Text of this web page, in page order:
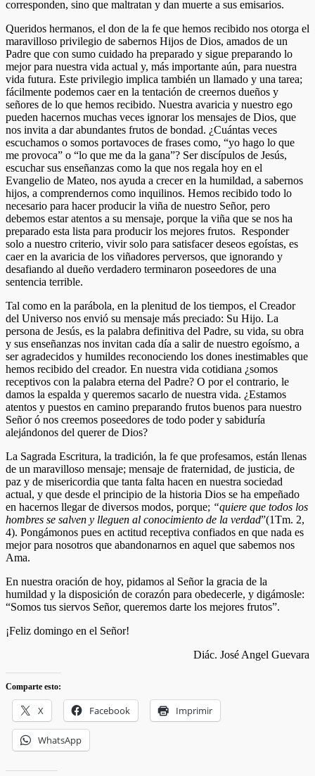
corresponden, sino que maltratan y dan muerte a sus emisarios.
Queridos hermanos, el don de la fe que hemos recibido nos otorga el
maravilloso privilegio de sabernos Hijos de Dios, amados de un
Padre que con sumo cuidado ha preparado y sigue preparando lo
mejor para nuestra vida actual y, más importante aún, para nuestra
vida futura. Este privilegio implica también un llamado y una tarea;
fácilmente podemos caer en la tentación de creernos dueños y
señores de lo que hemos recibido. Nuestra avaricia y nuestro ego
pueden hacernos muchas veces ignorar los mensajes de Dios, que
nos invita a dar abundantes frutos de bondad. ¿Cuántas veces
escuchamos o somos portavoces de frases como, “yo hago lo que
me provoca” o “lo que me da la gana”? Ser discípulos de Jesús,
escuchar sus enseñanzas como la que nos regala hoy en el
Evangelio de Mateo, nos ayuda a crecer en la humildad, a sabernos
hijos, a comprendernos como inquilinos. Hemos recibido todo lo
necesario para hacer producir la viña de nuestro Señor, pero
debemos estar atentos a su mensaje, porque la viña que se nos ha
preparado esta lista para producir los mejores frutos. Responder
solo a nuestro criterio, vivir solo para satisfacer deseos egoístas, es
caer en la avaricia de los viñadores perversos, que ignorando y
desafiando al dueño verdadero terminaron poseedores de una
sentencia terrible.
Tal como en la parábola, en la plenitud de los tiempos, el Creador
del Universo nos envió su mensaje más preciado: Su Hijo. La
persona de Jesús, es la palabra definitiva del Padre, su vida, su obra
y sus enseñanzas nos invitan cada día a salir de nuestro egoísmo, a
ser agradecidos y humildes reconociendo los dones inestimables que
hemos recibido del creador. En nuestra vida cotidiana ¿somos
receptivos con la palabra eterna del Padre? O por el contrario, le
damos la espalda y queremos sacarlo de nuestra vida. ¿Estamos
atentos y puestos en camino preparando frutos buenos para nuestro
Señor ó nos creemos poseedores de todo poder y sabiduría
alejándonos del querer de Dios?
La Sagrada Escritura, la tradición, la fe que profesamos, están llenas
de un maravilloso mensaje; mensaje de fraternidad, de justicia, de
paz y de misericordia que tanta falta hacen en nuestra sociedad
actual, y que desde el principio de la historia Dios se ha empeñado
en hacernos llegar de diversos modos, porque; “quiere que todos los
hombres se salven y lleguen al conocimiento de la verdad”(1Tm. 2,
4). Pongámonos pues en actitud receptiva confiados en que nada es
mejor para nosotros que abandonarnos en aquel que sabemos nos
Ama.
En nuestra oración de hoy, pidamos al Señor la gracia de la
humildad y la disposición de corazón para obedecerle, y digámosle:
“Somos tus siervos Señor, queremos darte los mejores frutos”.
¡Feliz domingo en el Señor!
Diác. José Angel Guevara
Comparte esto:
X Facebook Imprimir
WhatsApp